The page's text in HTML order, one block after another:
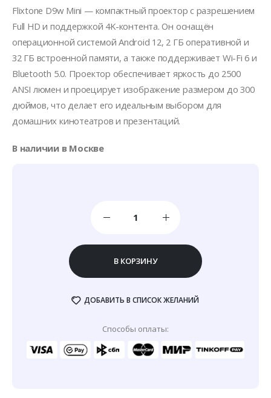
составляла
27990,00 руб..
20990,00 руб..
Flixtone D9w Mini — компактный проектор с разрешением
Full HD и поддержкой 4K-контента. Он оснащён
операционной системой Android 12, 2 ГБ оперативной и
32 ГБ встроенной памяти, а также поддерживает Wi-Fi 6 и
Bluetooth 5.0. Проектор обеспечивает яркость до 2500
ANSI люмен и проецирует изображение размером до 300
дюймов, что делает его идеальным выбором для
домашних кинотеатров и презентаций.
В наличии в Москве
В КОРЗИНУ
ДОБАВИТЬ В СПИСОК ЖЕЛАНИЙ
Способы оплаты: